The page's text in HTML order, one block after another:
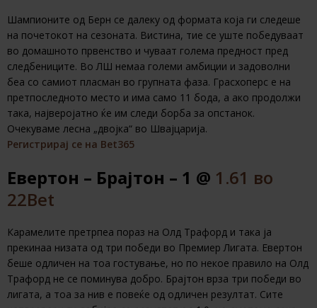
Шампионите од Берн се далеку од формата која ги следеше
на почетокот на сезоната. Вистина, тие се уште победуваат
во домашното првенство и чуваат голема предност пред
следбениците. Во ЛШ немаа големи амбиции и задоволни
беа со самиот пласман во групната фаза. Грасхоперс е на
претпоследното место и има само 11 бода, а ако продолжи
така, најверојатно ќе им следи борба за опстанок.
Очекуваме лесна „двојка“ во Швајцарија.
Регистрирај се на Bet365
Евертон – Брајтон – 1 @ 1.61 во
22Bet
Карамелите претрпеа пораз на Олд Трафорд и така ја
прекинаа низата од три победи во Премиер Лигата. Евертон
беше одличен на тоа гостување, но по некое правило на Олд
Трафорд не се поминува добро. Брајтон врза три победи во
лигата, а тоа за нив е повеќе од одличен резултат. Сите